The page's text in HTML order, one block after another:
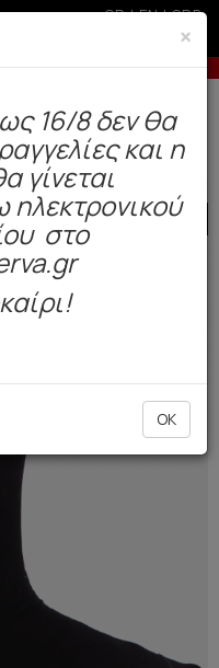
GR|EN|SRB
σε 3-5 εργάσιμες.
SALE
×
16/8 δεν θα
και η
γίνεται
ηλεκτρονικού
στο
OK